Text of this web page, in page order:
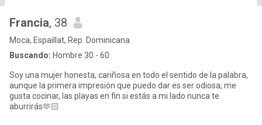
Francia, 38
Moca, Espaillat, Rep. Dominicana
Buscando: Hombre 30 - 60
Soy una mujer honesta, cariñosa en todo el sentido de la palabra,
aunque la primera impresión que puedo dar es ser odiosa, me
gusta cocinar, las playas en fin si estás a mi lado nunca te
aburrirás🫶🏻